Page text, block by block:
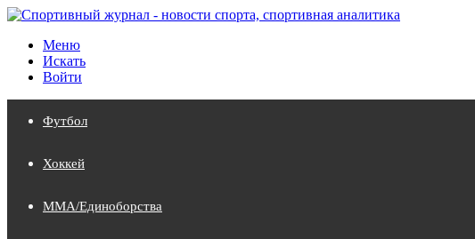
Меню
Искать
Войти
Футбол
Хоккей
MMA/Единоборства